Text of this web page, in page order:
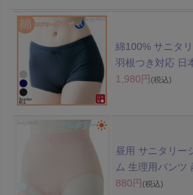
綿100% サニタ
羽根つき対応 日
1,980円 (税込)
昼用 サニタリー
ム 生理用パンツ
880円 (税込)